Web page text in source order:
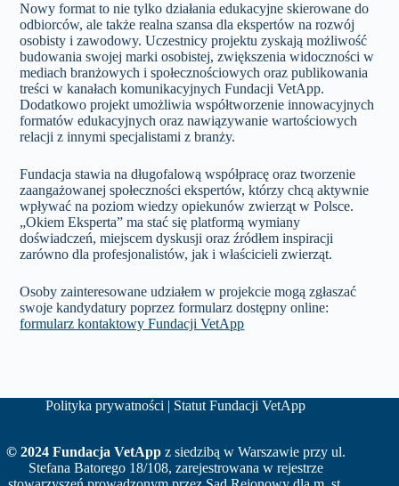
Nowy format to nie tylko działania edukacyjne skierowane do
odbiorców, ale także realna szansa dla ekspertów na rozwój
osobisty i zawodowy. Uczestnicy projektu zyskają możliwość
budowania swojej marki osobistej, zwiększenia widoczności w
mediach branżowych i społecznościowych oraz publikowania
treści w kanałach komunikacyjnych Fundacji VetApp.
Dodatkowo projekt umożliwia współtworzenie innowacyjnych
formatów edukacyjnych oraz nawiązywanie wartościowych
relacji z innymi specjalistami z branży.
Fundacja stawia na długofalową współpracę oraz tworzenie
zaangażowanej społeczności ekspertów, którzy chcą aktywnie
wpływać na poziom wiedzy opiekunów zwierząt w Polsce.
„Okiem Eksperta” ma stać się platformą wymiany
doświadczeń, miejscem dyskusji oraz źródłem inspiracji
zarówno dla profesjonalistów, jak i właścicieli zwierząt.
Osoby zainteresowane udziałem w projekcie mogą zgłaszać
swoje kandydatury poprzez formularz dostępny online:
formularz kontaktowy Fundacji VetApp
Polityka prywatności | Statut Fundacji VetApp
© 2024 Fundacja VetAppz siedzibą w Warszawie przy ul.
Stefana Batorego 18/108, zarejestrowana w rejestrze